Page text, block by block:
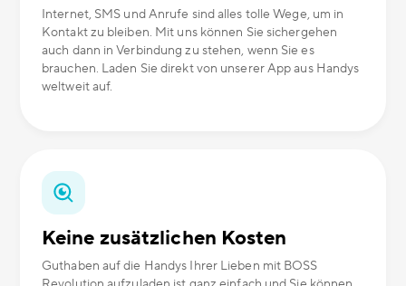
Internet, SMS und Anrufe sind alles tolle Wege, um in
Kontakt zu bleiben. Mit uns können Sie sichergehen
auch dann in Verbindung zu stehen, wenn Sie es
brauchen. Laden Sie direkt von unserer App aus Handys
weltweit auf.
Keine zusätzlichen Kosten
Guthaben auf die Handys Ihrer Lieben mit BOSS